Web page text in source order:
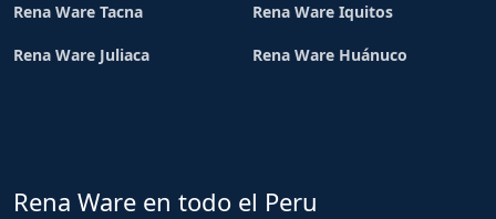
Rena Ware Tacna Rena Ware Iquitos
Rena Ware Juliaca Rena Ware Huánuco
Rena Ware en todo el Peru